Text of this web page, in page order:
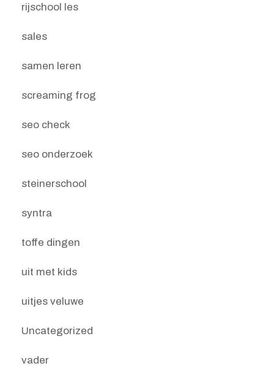
rijschool les
sales
samen leren
screaming frog
seo check
seo onderzoek
steinerschool
syntra
toffe dingen
uit met kids
uitjes veluwe
Uncategorized
vader